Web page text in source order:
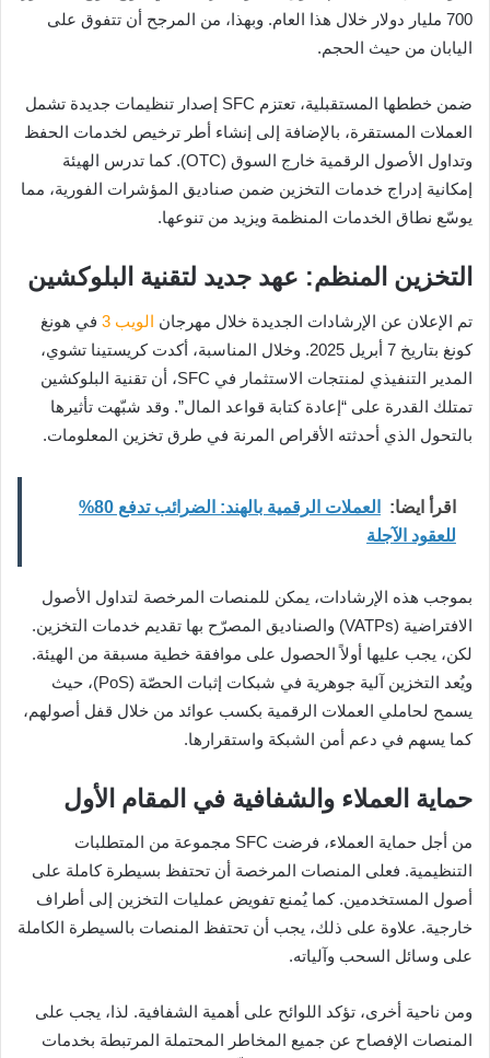
700 مليار دولار خلال هذا العام. وبهذا، من المرجح أن تتفوق على
اليابان من حيث الحجم.
ضمن خططها المستقبلية، تعتزم SFC إصدار تنظيمات جديدة تشمل
العملات المستقرة، بالإضافة إلى إنشاء أطر ترخيص لخدمات الحفظ
وتداول الأصول الرقمية خارج السوق (OTC). كما تدرس الهيئة
إمكانية إدراج خدمات التخزين ضمن صناديق المؤشرات الفورية، مما
يوسّع نطاق الخدمات المنظمة ويزيد من تنوعها.
التخزين المنظم: عهد جديد لتقنية البلوكشين
تم الإعلان عن الإرشادات الجديدة خلال مهرجان الويب 3
في هونغ
كونغ بتاريخ 7 أبريل 2025. وخلال المناسبة، أكدت كريستينا تشوي،
المدير التنفيذي لمنتجات الاستثمار في SFC، أن تقنية البلوكشين
تمتلك القدرة على “إعادة كتابة قواعد المال”. وقد شبّهت تأثيرها
بالتحول الذي أحدثته الأقراص المرنة في طرق تخزين المعلومات.
اقرأ ايضا:
العملات الرقمية بالهند: الضرائب تدفع 80%
للعقود الآجلة
بموجب هذه الإرشادات، يمكن للمنصات المرخصة لتداول الأصول
الافتراضية (VATPs) والصناديق المصرّح بها تقديم خدمات التخزين.
لكن، يجب عليها أولاً الحصول على موافقة خطية مسبقة من الهيئة.
ويُعد التخزين آلية جوهرية في شبكات إثبات الحصّة (PoS)، حيث
يسمح لحاملي العملات الرقمية بكسب عوائد من خلال قفل أصولهم،
كما يسهم في دعم أمن الشبكة واستقرارها.
حماية العملاء والشفافية في المقام الأول
من أجل حماية العملاء، فرضت SFC مجموعة من المتطلبات
التنظيمية. فعلى المنصات المرخصة أن تحتفظ بسيطرة كاملة على
أصول المستخدمين. كما يُمنع تفويض عمليات التخزين إلى أطراف
خارجية. علاوة على ذلك، يجب أن تحتفظ المنصات بالسيطرة الكاملة
على وسائل السحب وآلياته.
ومن ناحية أخرى، تؤكد اللوائح على أهمية الشفافية. لذا، يجب على
المنصات الإفصاح عن جميع المخاطر المحتملة المرتبطة بخدمات